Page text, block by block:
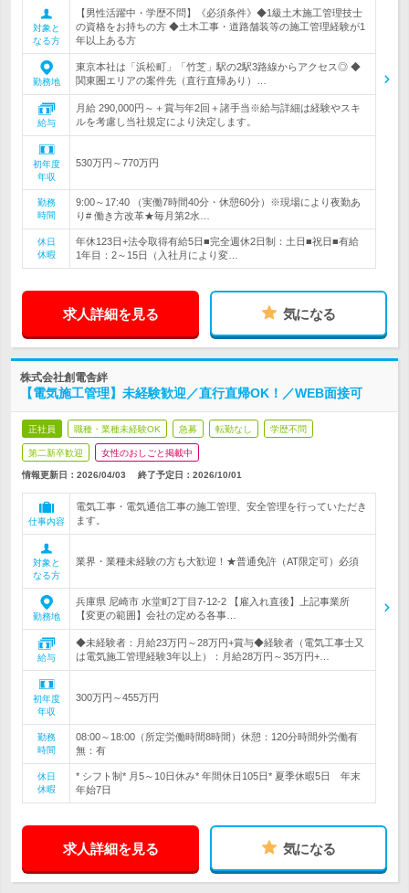
対象と
なる方
【男性活躍中・学歴不問】《必須条件》◆1級土木施工管理技士
の資格をお持ちの方 ◆土木工事・道路舗装等の施工管理経験が1
年以上ある方
勤務地
東京本社は「浜松町」「竹芝」駅の2駅3路線からアクセス◎ ◆
関東圏エリアの案件先（直行直帰あり）…
給与
月給 290,000円～＋賞与年2回＋諸手当※給与詳細は経験やスキ
ルを考慮し当社規定により決定します。
初年度
年収
530万円～770万円
勤務
時間
9:00～17:40 （実働7時間40分・休憩60分）※現場により夜勤あ
り# 働き方改革★毎月第2水…
休日
休暇
年休123日+法令取得有給5日■完全週休2日制：土日■祝日■有給
1年目：2～15日（入社月により変…
求人詳細を見る 気になる
株式会社創電舎絆
【電気施工管理】未経験歓迎／直行直帰OK！／WEB面接可
正社員 職種・業種未経験OK 急募 転勤なし 学歴不問
第二新卒歓迎 女性のおしごと掲載中
情報更新日：2026/04/03 終了予定日： 2026/10/01
仕事内容
電気工事・電気通信工事の施工管理、安全管理を行っていただき
ます。
対象と
なる方
業界・業種未経験の方も大歓迎！★普通免許（AT限定可）必須
勤務地
兵庫県 尼崎市 水堂町2丁目7-12-2 【雇入れ直後】上記事業所
【変更の範囲】会社の定める各事…
給与
◆未経験者：月給23万円～28万円+賞与◆経験者（電気工事士又
は電気施工管理経験3年以上）：月給28万円～35万円+…
初年度
年収
300万円～455万円
勤務
時間
08:00～18:00（所定労働時間8時間）休憩：120分時間外労働有
無：有
休日
休暇
* シフト制* 月5～10日休み* 年間休日105日* 夏季休暇5日 年末
年始7日
求人詳細を見る 気になる